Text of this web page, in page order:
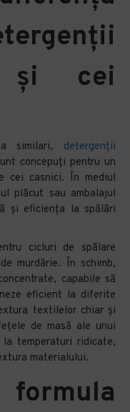
și cei
similari, detergenții
concepuți pentru un
casnici. În mediul
plăcut sau ambalajul
și eficiența la spălări
cicluri de spălare
murdărie. În schimb,
capabile să
eficient la diferite
textilelor chiar și
de masă ale unui
temperaturi ridicate,
materialului.